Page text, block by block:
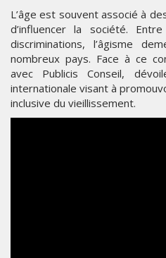
L’âge est souvent associé à
d’influencer la société.
discriminations, l’âgisme
nombreux pays. Face à ce
avec Publicis Conseil,
internationale visant à
inclusive du vieillissement.